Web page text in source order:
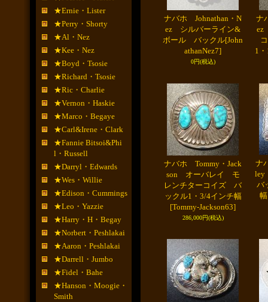
★Ernie・Lister
★Perry・Shorty
★Al・Nez
★Kee・Nez
★Boyd・Tsosie
★Richard・Tsosie
★Ric・Charlie
★Vernon・Haskie
★Marco・Begaye
★Carl&Irene・Clark
★Fannie Bitsoi&Phi
l・Russell
★Darryl・Edwards
★Wes・Willie
★Edison・Cummings
★Leo・Yazzie
★Harry・H・Begay
★Norbert・Peshlakai
★Aaron・Peshlakai
★Darrell・Jumbo
★Fidel・Bahe
★Hanson・Moogie・
Smith
ナバホ Johnathan・N
ez シルバーライン&
ボール バックル[John
athanNez7]
0円(税込)
ナ
ez
1
ナバホ Tommy・Jack
son オーバレイ モ
レンチターコイズ バ
ックル1・3/4インチ幅
[Tommy-Jackson63]
286,000円(税込)
ナ
バ
幅